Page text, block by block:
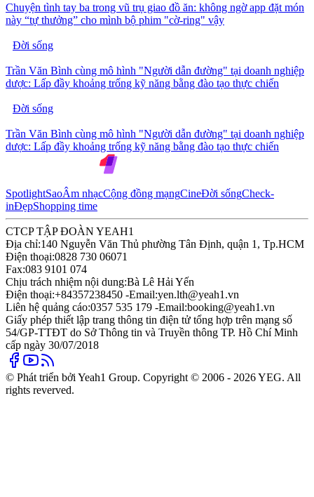
Chuyện tình tay ba trong vũ trụ giao đồ ăn: không ngờ app đặt món
này “tự thưởng” cho mình bộ phim "cờ-ring" vậy
Đời sống
Trần Văn Bình cùng mô hình "Người dẫn đường" tại doanh nghiệp
dược: Lấp đầy khoảng trống kỹ năng bằng đào tạo thực chiến
Đời sống
Trần Văn Bình cùng mô hình "Người dẫn đường" tại doanh nghiệp
dược: Lấp đầy khoảng trống kỹ năng bằng đào tạo thực chiến
SpotlightSaoÂm nhạcCộng đồng mạngCineĐời sốngCheck-
inĐẹpShopping time
CTCP TẬP ĐOÀN YEAH1
Địa chỉ:140 Nguyễn Văn Thủ phường Tân Định, quận 1, Tp.HCM
Điện thoại:0828 730 06071
Fax:083 9101 074
Chịu trách nhiệm nội dung:Bà Lê Hải Yến
Điện thoại:+84357238450 -Email:yen.lth@yeah1.vn
Liên hệ quảng cáo:0357 535 179 -Email:booking@yeah1.vn
Giấy phép thiết lập trang thông tin điện tử tổng hợp trên mạng số
54/GP-TTĐT do Sở Thông tin và Truyền thông TP. Hồ Chí Minh
cấp ngày 30/07/2018
© Phát triển bởi Yeah1 Group. Copyright © 2006 - 2026 YEG. All
rights reverved.